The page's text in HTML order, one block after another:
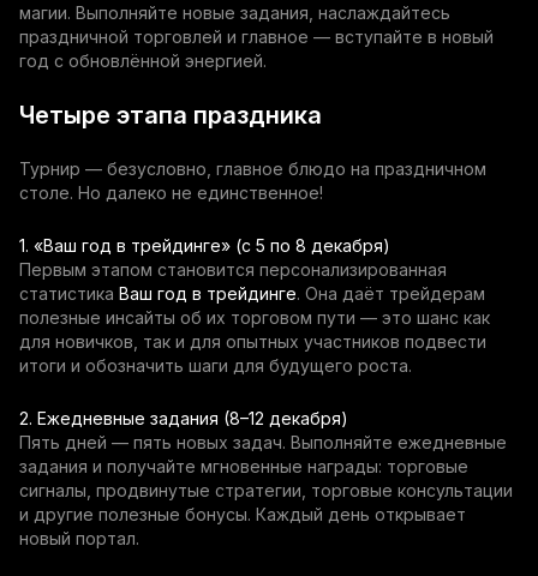
магии. Выполняйте новые задания, наслаждайтесь
праздничной торговлей и главное — вступайте в новый
год с обновлённой энергией.
Четыре этапа праздника
Турнир — безусловно, главное блюдо на праздничном
столе. Но далеко не единственное!
1. «Ваш год в трейдинге» (с 5 по 8 декабря)
Первым этапом становится персонализированная
статистика Ваш год в трейдинге. Она даёт трейдерам
полезные инсайты об их торговом пути — это шанс как
для новичков, так и для опытных участников подвести
итоги и обозначить шаги для будущего роста.
2. Ежедневные задания (8–12 декабря)
Пять дней — пять новых задач. Выполняйте ежедневные
задания и получайте мгновенные награды: торговые
сигналы, продвинутые стратегии, торговые консультации
и другие полезные бонусы. Каждый день открывает
новый портал.